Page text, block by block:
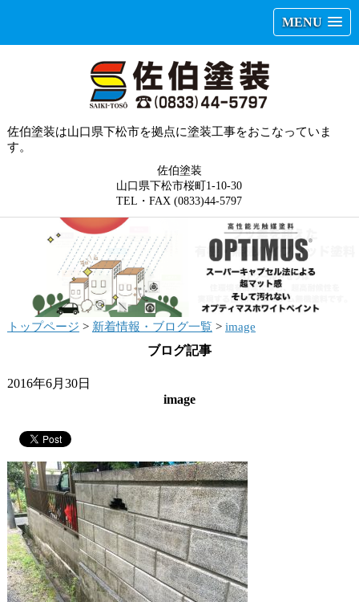
MENU
佐伯塗装は山口県下松市を拠点に塗装工事をおこなっていま
す。
佐伯塗装
山口県下松市桜町1-10-30
TEL・FAX (0833)44-5797
トップページ > 新着情報・ブログ一覧> image
ブログ記事
2016年6月30日
image